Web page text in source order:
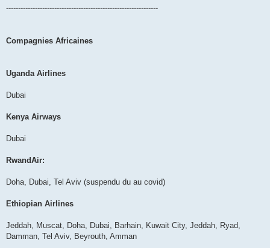
---------------------------------------------------------------
Compagnies Africaines
Uganda Airlines
Dubai
Kenya Airways
Dubai
RwandAir:
Doha, Dubai, Tel Aviv (suspendu du au covid)
Ethiopian Airlines
Jeddah, Muscat, Doha, Dubai, Barhain, Kuwait City, Jeddah, Ryad,
Damman, Tel Aviv, Beyrouth, Amman